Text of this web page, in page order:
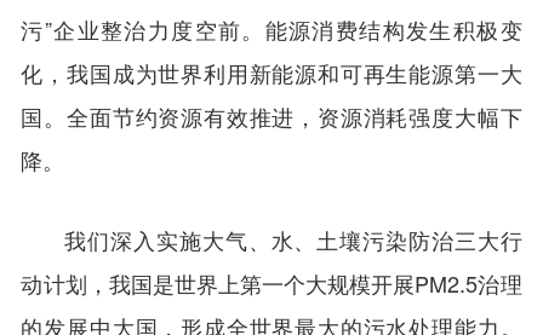
污”企业整治力度空前。能源消费结构发生积极变
化，我国成为世界利用新能源和可再生能源第一大
国。全面节约资源有效推进，资源消耗强度大幅下
降。
我们深入实施大气、水、土壤污染防治三大行
动计划，我国是世界上第一个大规模开展PM2.5治理
的发展中大国，形成全世界最大的污水处理能力。